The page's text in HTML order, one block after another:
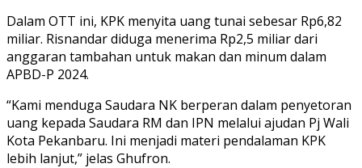
Dalam OTT ini, KPK menyita uang tunai sebesar Rp6,82
miliar. Risnandar diduga menerima Rp2,5 miliar dari
anggaran tambahan untuk makan dan minum dalam
APBD-P 2024.
“Kami menduga Saudara NK berperan dalam penyetoran
uang kepada Saudara RM dan IPN melalui ajudan Pj Wali
Kota Pekanbaru. Ini menjadi materi pendalaman KPK
lebih lanjut,” jelas Ghufron.